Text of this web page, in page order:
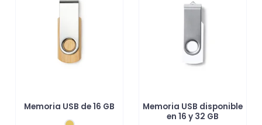
Memoria USB de 16 GB
Memoria USB disponible
en 16 y 32 GB